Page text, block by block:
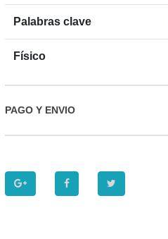
Palabras clave
Físico
PAGO Y ENVIO